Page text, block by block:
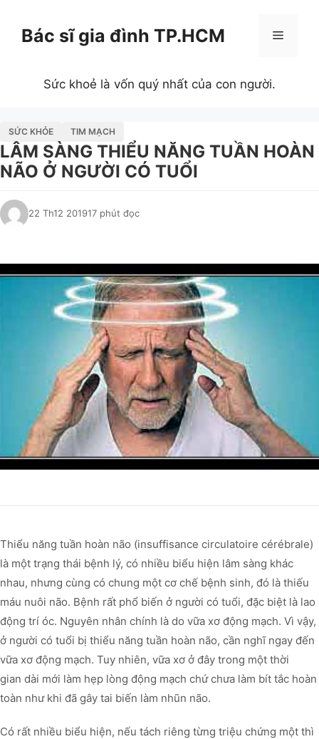
Bác sĩ gia đình TP.HCM Menu
Sức khoẻ là vốn quý nhất của con người.
SỨC KHỎE TIM MẠCH
LÂM SÀNG THIỂU NĂNG TUẦN HOÀN
NÃO Ở NGƯỜI CÓ TUỔI
22 Th12 201917 phút đọc
Thiểu năng tuần hoàn não (insuffisance circulatoire cérébrale)
là một trạng thái bệnh lý, có nhiều biểu hiện lâm sàng khác
nhau, nhưng cùng có chung một cơ chế bệnh sinh, đó là thiếu
máu nuôi não. Bệnh rất phổ biến ở người có tuổi, đặc biệt là lao
động trí óc. Nguyên nhân chính là do vữa xơ động mạch. Vì vậy,
ở người có tuổi bị thiểu năng tuần hoàn não, cần nghĩ ngay đến
vữa xơ động mạch. Tuy nhiên, vữa xơ ở đây trong một thời
gian dài mới làm hẹp lòng động mạch chứ chưa làm bít tắc hoàn
toàn như khi đã gây tai biến làm nhũn não.
Có rất nhiều biểu hiện, nếu tách riêng từng triệu chứng một thì